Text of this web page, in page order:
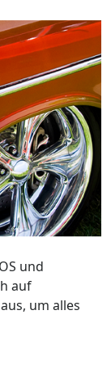
und
auf
um alles